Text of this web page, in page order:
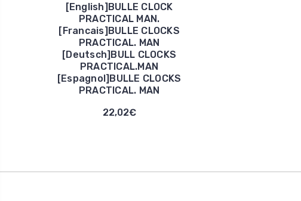
[English]BULLE CLOCK
PRACTICAL MAN.
[Francais]BULLE CLOCKS
PRACTICAL. MAN
[Deutsch]BULL CLOCKS
PRACTICAL.MAN
[Espagnol]BULLE CLOCKS
PRACTICAL. MAN
22,02€